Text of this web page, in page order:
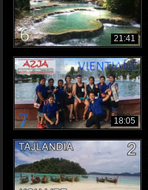
21:41
18:05